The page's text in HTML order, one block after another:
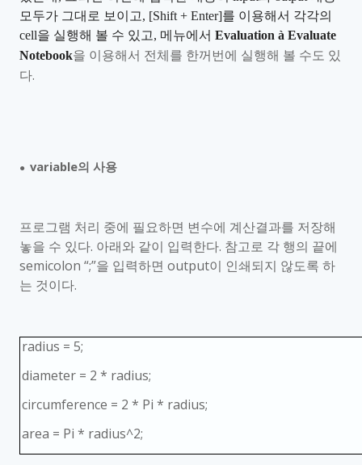
모두가 그대로 보이고, [Shift + Enter]를 이용해서 각각의
cell을 실행해 볼 수 있고, 메뉴에서Evaluationà Evaluate
Notebook을 이용해서 전체를 한꺼번에 실행해 볼 수도 있
다.
● variable의 사용
프로그램 처리 중에 필요하면 변수에 계산결과를 저장해
놓을 수 있다. 아래와 같이 입력한다. 참고로 각 행의 끝에
semicolon“;”을 입력하면output이 인쇄되지 않도록 하
는 것이다.
radius = 5;
diameter = 2 * radius;
circumference = 2 * Pi * radius;
area = Pi * radius^2;